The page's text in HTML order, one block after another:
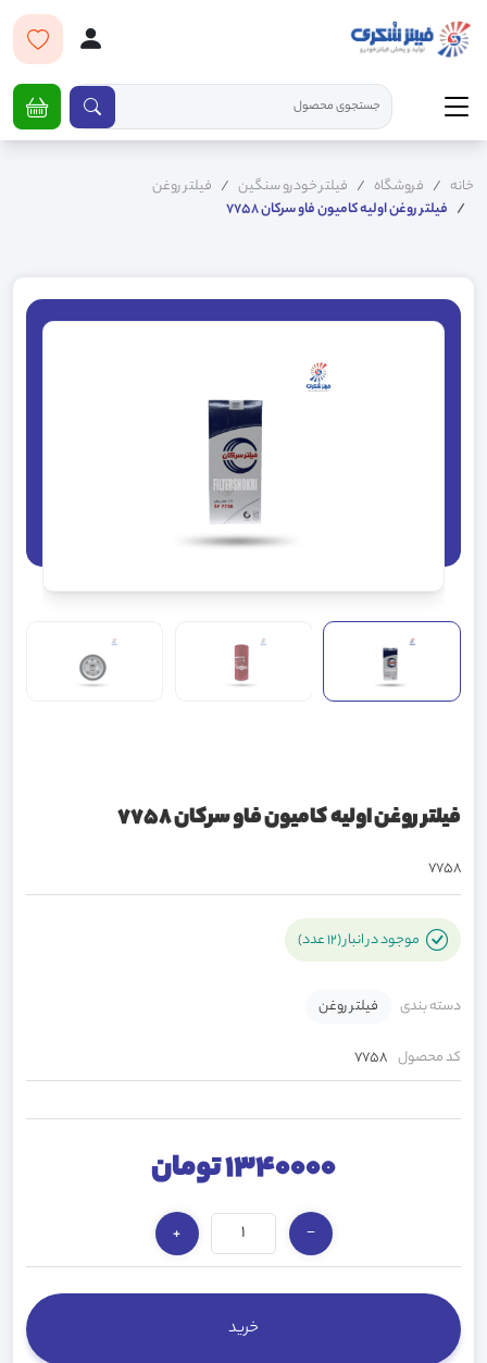
خانه فروشگاه فیلتر خودرو سنگین
فیلتر روغن
فیلتر روغن اولیه کامیون فاو سرکان 7758
فیلتر روغن اولیه کامیون فاو سرکان 7758
7758
موجود در انبار (12 عدد)
دسته بندی فیلتر روغن
کد محصول 7758
1340000 تومان
−
+